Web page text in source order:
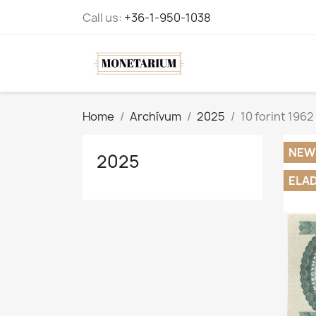
Call us: +36-1-950-1038
Home Archívum 2025 10 forint
2025
NEW